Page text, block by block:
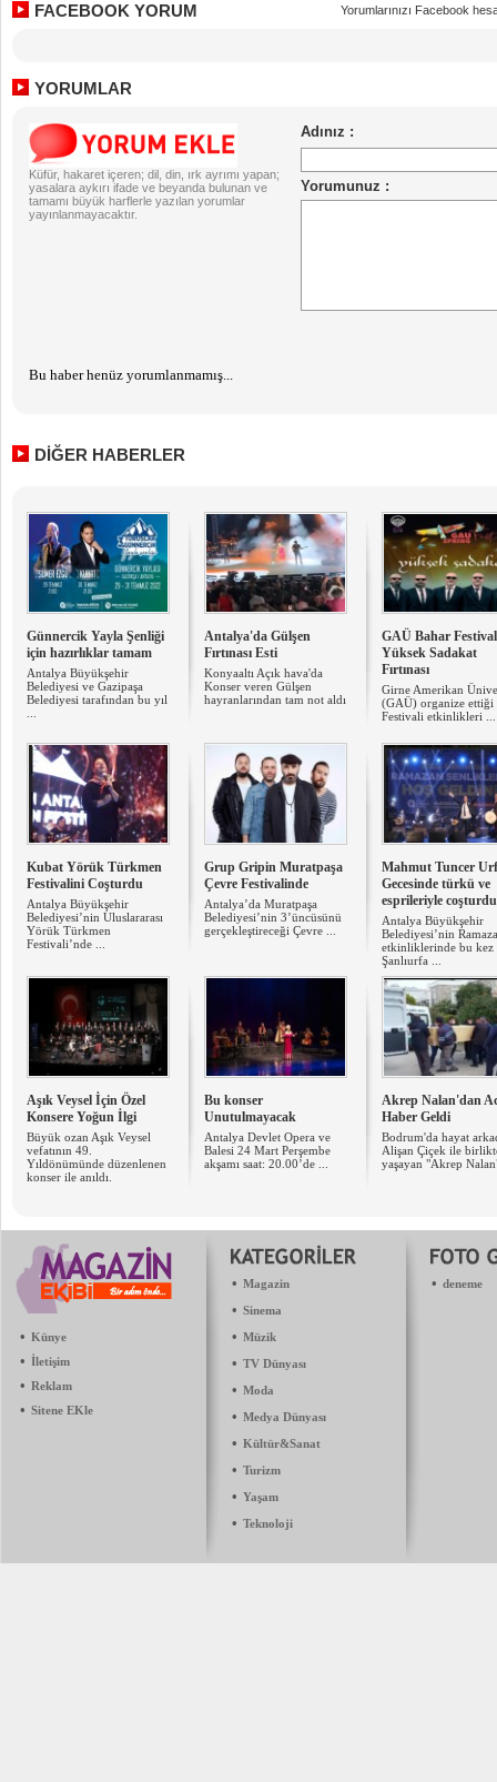
FACEBOOK YORUM Yorumlarınızı Facebook
YORUMLAR
Küfür, hakaret içeren; dil, din, ırk ayrımı yapan;
yasalara aykırı ifade ve beyanda bulunan ve
tamamı büyük harflerle yazılan yorumlar
yayınlanmayacaktır.
Bu haber henüz yorumlanmamış...
DİĞER HABERLER
Günnercik Yayla Şenliği
için hazırlıklar tamam
Antalya Büyükşehir
Belediyesi ve Gazipaşa
Belediyesi tarafından bu yıl
Antalya'da Gülşen
Fırtınası Esti
Konyaaltı Açık hava'da
Konser veren Gülşen
hayranlarından tam not aldı
GAÜ Bahar
Yüksek Sadakat
Fırtınası
Girne Amerikan
(GAÜ) organize ettiği
Festivali etkinlikleri ...
Kubat Yörük Türkmen
Festivalini Coşturdu
Antalya Büyükşehir
Belediyesi’nin Uluslararası
Yörük Türkmen
Festivali’nde ...
Grup Gripin Muratpaşa
Çevre Festivalinde
Antalya’da Muratpaşa
Belediyesi’nin 3’üncüsünü
gerçekleştireceği Çevre ...
Mahmut Tuncer
Gecesinde türkü ve
esprileriyle coşturdu
Antalya Büyükşehir
Belediyesi’nin
etkinliklerinde bu kez
Şanlıurfa ...
Aşık Veysel İçin Özel
Konsere Yoğun İlgi
Büyük ozan Aşık Veysel
vefatının 49.
Yıldönümünde düzenlenen
konser ile anıldı.
Bu konser
Unutulmayacak
Antalya Devlet Opera ve
Balesi 24 Mart Perşembe
akşamı saat: 20.00’de ...
Akrep Nalan'dan
Haber Geldi
Bodrum'da hayat
Alişan Çiçek ile
yaşayan "Akrep
• Künye
• İletişim
• Reklam
• Sitene EKle
• Magazin
• Sinema
• Müzik
• TV Dünyası
• Moda
• Medya Dünyası
• Kültür&Sanat
• Turizm
• Yaşam
• Teknoloji
• deneme